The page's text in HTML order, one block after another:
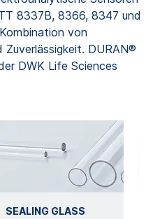
8337B, 8366, 8347 und
von
DURAN®
DWK Life Sciences
SEALING GLASS